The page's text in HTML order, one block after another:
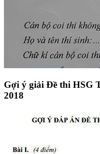
Gợi ý giải Đề thi HSG
2018